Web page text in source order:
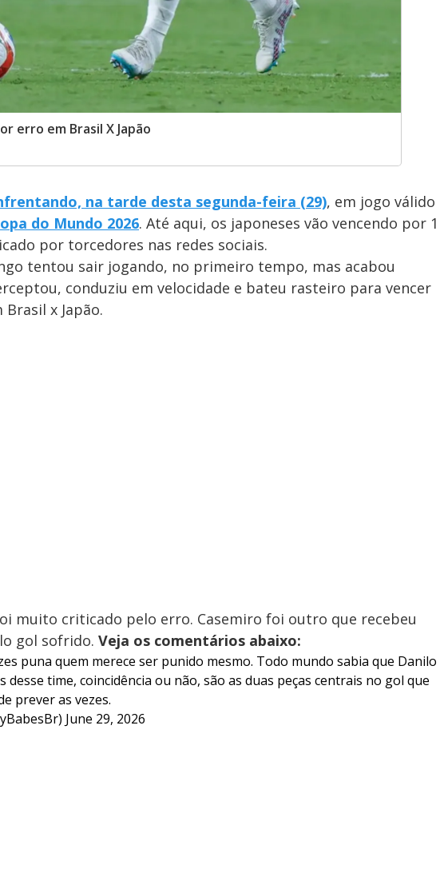
erro em Brasil X Japão
na tarde desta segunda-feira (29), em jogo válido
do Mundo 2026. Até aqui, os japoneses vão vencendo por 1
por torcedores nas redes sociais.
tentou sair jogando, no primeiro tempo, mas acabou
conduziu em velocidade e bateu rasteiro para vencer
x Japão.
muito criticado pelo erro. Casemiro foi outro que recebeu
gol sofrido. Veja os comentários abaixo:
puna quem merece ser punido mesmo. Todo mundo sabia que Danilo
desse time, coincidência ou não, são as duas peças centrais no gol que
prever as vezes.
June 29, 2026